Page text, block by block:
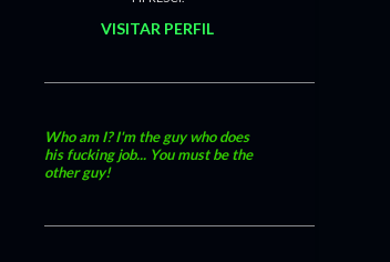
VISITAR PERFIL
Who am I? I'm the guy who does
his fucking job... You must be the
other guy!